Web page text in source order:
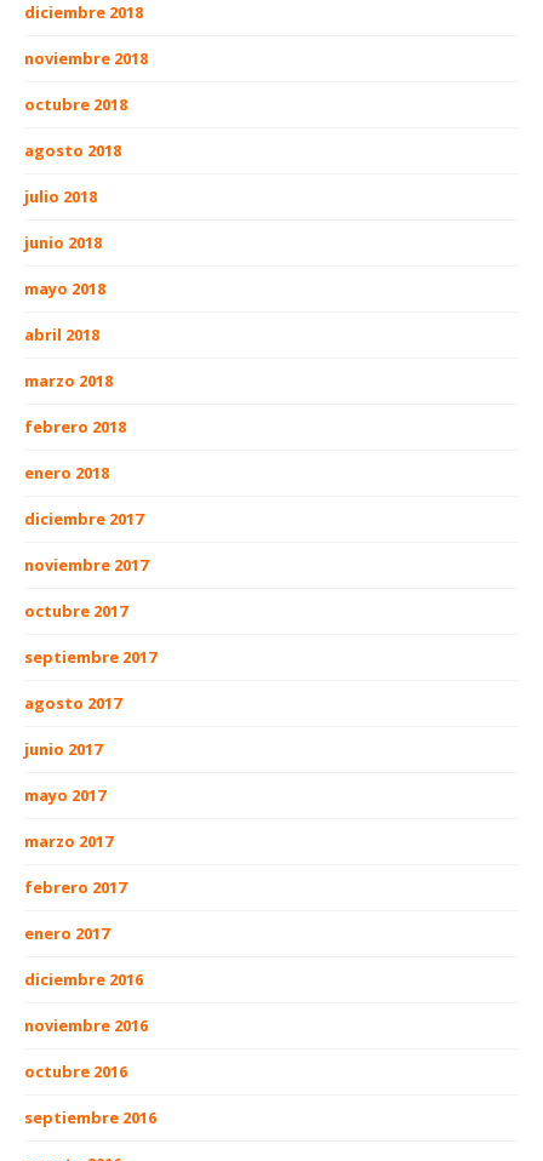
diciembre 2018
noviembre 2018
octubre 2018
agosto 2018
julio 2018
junio 2018
mayo 2018
abril 2018
marzo 2018
febrero 2018
enero 2018
diciembre 2017
noviembre 2017
octubre 2017
septiembre 2017
agosto 2017
junio 2017
mayo 2017
marzo 2017
febrero 2017
enero 2017
diciembre 2016
noviembre 2016
octubre 2016
septiembre 2016